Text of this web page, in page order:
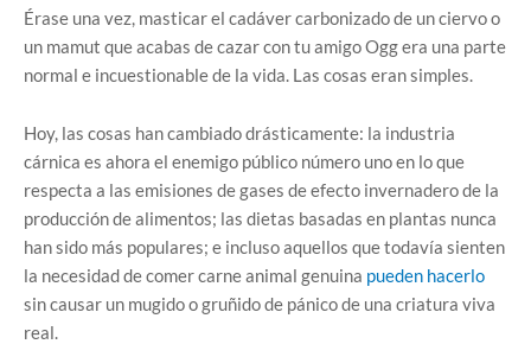
Érase una vez, masticar el cadáver carbonizado de un ciervo o
un mamut que acabas de cazar con tu amigo Ogg era una parte
normal e incuestionable de la vida. Las cosas eran simples.
Hoy, las cosas han cambiado drásticamente: la industria
cárnica es ahora el enemigo público número uno en lo que
respecta a las emisiones de gases de efecto invernadero de la
producción de alimentos; las dietas basadas en plantas nunca
han sido más populares; e incluso aquellos que todavía sienten
la necesidad de comer carne animal genuina pueden hacerlo
sin causar un mugido o gruñido de pánico de una criatura viva
real.